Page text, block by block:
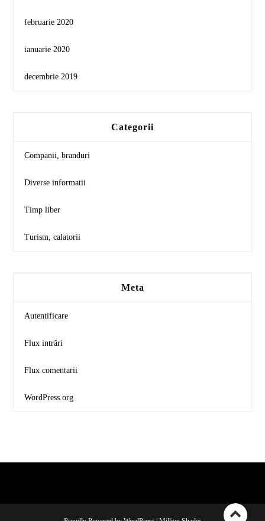
februarie 2020
ianuarie 2020
decembrie 2019
Categorii
Companii, branduri
Diverse informatii
Timp liber
Turism, calatorii
Meta
Autentificare
Flux intrări
Flux comentarii
WordPress.org